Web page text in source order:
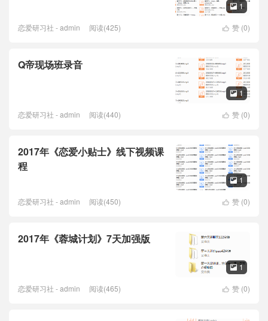
 1
 赞 (0)
恋爱研习社 - admin 阅读(425)
Q帝现场班录音
 1
 赞 (0)
恋爱研习社 - admin 阅读(440)
2017年《恋爱小贴士》线下视频课
程
 1
 赞 (0)
恋爱研习社 - admin 阅读(450)
2017年《蓉城计划》7天加强版
 1
 赞 (0)
恋爱研习社 - admin 阅读(465)